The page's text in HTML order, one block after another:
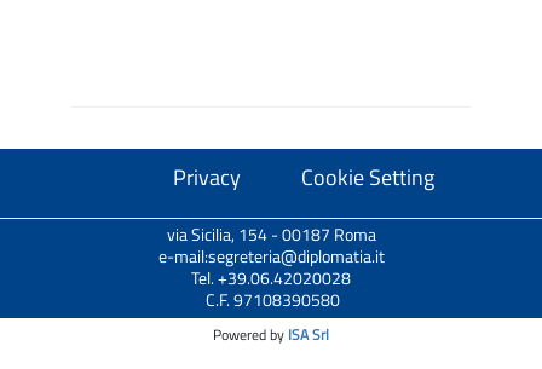
Privacy Cookie Setting
via Sicilia, 154 - 00187 Roma
e-mail:segreteria@diplomatia.it
Tel. +39.06.42020028
C.F. 97108390580
Powered by ISA Srl